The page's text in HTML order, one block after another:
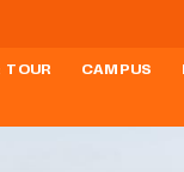
TOUR CAMPUS